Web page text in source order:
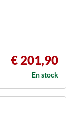
€ 201,90
En stock